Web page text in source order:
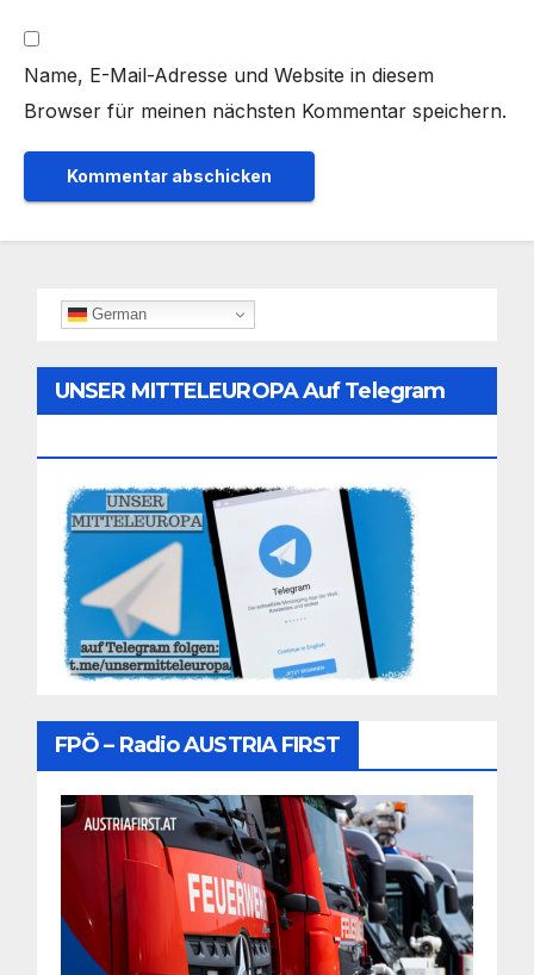
Name, E-Mail-Adresse und Website in diesem
Browser für meinen nächsten Kommentar speichern.
German
UNSER MITTELEUROPA Auf Telegram
FPÖ – Radio AUSTRIA FIRST